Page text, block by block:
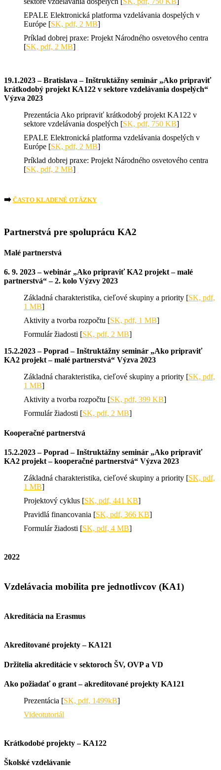
EPALE Elektronická platforma vzdelávania dospelých v
Európe [SK, pdf, 2 MB]
Príklad dobrej praxe: Projekt Národného osvetového centra
[SK, pdf, 2 MB]
19.1.2023 – Bratislava – Inštruktážny seminár „Ako pripraviť
krátkodobý projekt KA122 v sektore vzdelávania dospelých“
Výzva 2023
Prezentácia Ako pripraviť krátkodobý projekt KA122 v
sektore vzdelávania dospelých [SK, pdf, 750 KB]
EPALE Elektronická platforma vzdelávania dospelých v
Európe [SK, pdf, 2 MB]
Príklad dobrej praxe: Projekt Národného osvetového centra
[SK, pdf, 2 MB]
➡️ ČASTO KLADENÉ OTÁZKY
Partnerstvá pre spoluprácu KA2
Malé partnerstvá
6. 9. 2023 – webinár „Ako pripraviť KA2 projekt – malé
partnerstvá“ – 2. kolo Výzvy 2023
Základná charakteristika, cieľové skupiny a priority [SK, pdf,
1 MB]
Aktivity a tvorba rozpočtu [SK, pdf, 1 MB]
Formulár žiadosti [SK, pdf, 2 MB]
15.2.2023 – Poprad – Inštruktážny seminár „Ako pripraviť
KA2 projekt – malé partnerstvá“ Výzva 2023
Základná charakteristika, cieľové skupiny a priority [SK, pdf,
1 MB]
Aktivity a tvorba rozpočtu [SK, pdf, 399 KB]
Formulár žiadosti [SK, pdf, 2 MB]
Kooperačné partnerstvá
15.2.2023 – Poprad – Inštruktážny seminár „Ako pripraviť
KA2 projekt – kooperačné partnerstvá“ Výzva 2023
Základná charakteristika, cieľové skupiny a priority [SK, pdf,
1 MB]
Projektový cyklus [SK, pdf, 441 KB]
Pravidlá financovania [SK, pdf, 366 KB]
Formulár žiadosti [SK, pdf, 4 MB]
2022
Vzdelávacia mobilita pre jednotlivcov (KA1)
Akreditácia na Erasmus
Akreditované projekty – KA121
Držitelia akreditácie v sektoroch ŠV, OVP a VD
Ako požiadať o grant – akreditované projekty KA121
Prezentácia [SK, pdf, 1499kB]
Videotutoriál
Krátkodobé projekty – KA122
Školské vzdelávanie